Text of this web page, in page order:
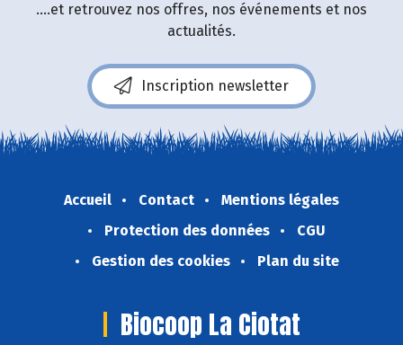
....et retrouvez nos offres, nos événements et nos
actualités.
Inscription newsletter
Accueil Contact
Mentions légales
Protection des données
CGU
Gestion des cookies
Plan du site
Biocoop La Ciotat